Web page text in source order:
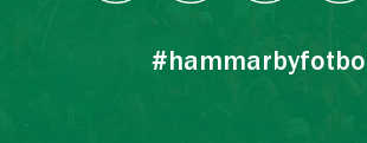
#hammarbyfotboll